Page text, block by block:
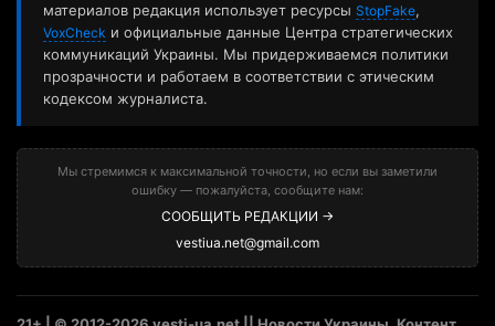
материалов редакция использует ресурсы StopFake,
VoxCheck и официальные данные Центра стратегических
коммуникаций Украины. Мы придерживаемся политики
прозрачности и работаем в соответствии с этическим
кодексом журналиста.
Мы стремимся к максимальной точности, но если вы заметили
ошибку — пожалуйста, сообщите нам:
СООБЩИТЬ РЕДАКЦИИ →
vestiua.net@gmail.com